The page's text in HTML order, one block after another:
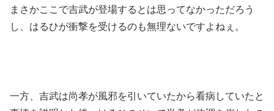
まさかここで吉武が登場するとは思ってなかっただろう
し、はるひが衝撃を受けるのも無理ないですよねぇ。
一方、吉武は尚孝が風邪を引いていたから看病していたと